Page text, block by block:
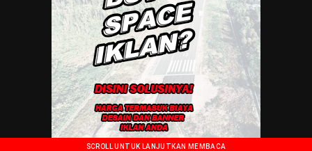
SCROLL UNTUK LANJUTKAN MEMBACA